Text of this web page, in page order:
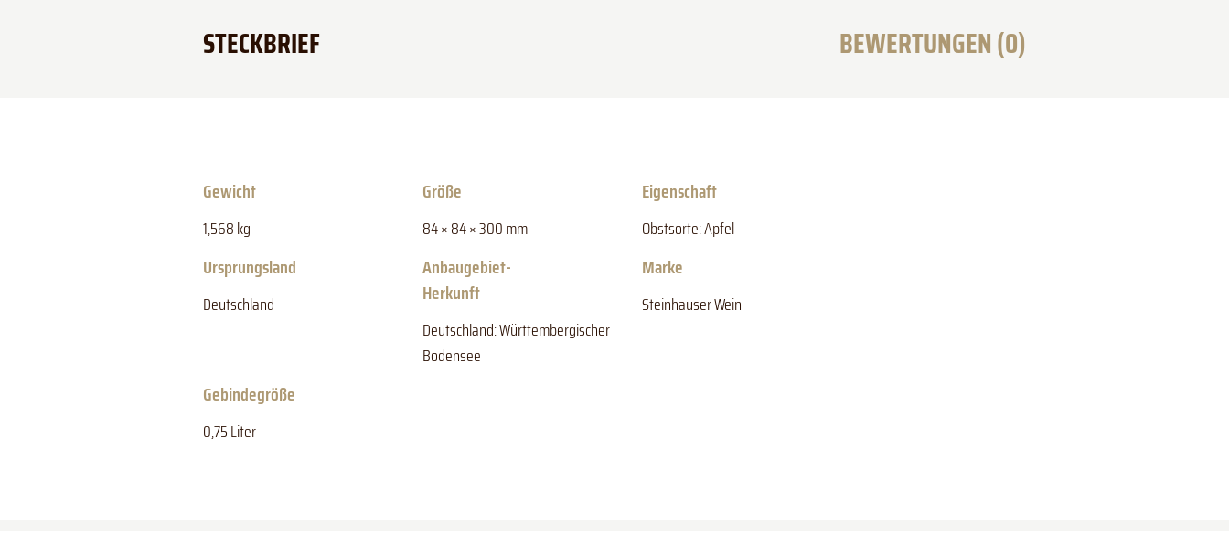
STECKBRIEF BEWERTUNGEN (0)
Gewicht
1,568 kg
Größe
84 × 84 × 300 mm
Eigenschaft
Obstsorte: Apfel
Ursprungsland
Deutschland
Anbaugebiet-
Herkunft
Deutschland: Württembergischer
Bodensee
Marke
Steinhauser Wein
Gebindegröße
0,75 Liter